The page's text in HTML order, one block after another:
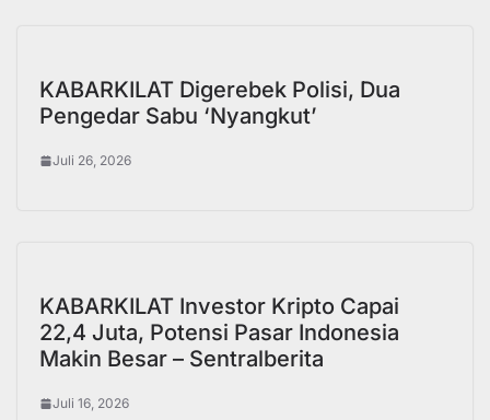
KABARKILAT Digerebek Polisi, Dua
Pengedar Sabu ‘Nyangkut’
Juli 26, 2026
KABARKILAT Investor Kripto Capai
22,4 Juta, Potensi Pasar Indonesia
Makin Besar – Sentralberita
Juli 16, 2026